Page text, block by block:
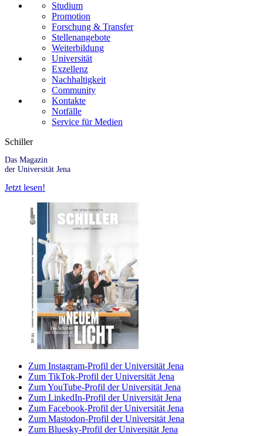
Studium
Promotion
Forschung & Transfer
Stellenangebote
Weiterbildung
Universität
Exzellenz
Nachhaltigkeit
Community
Kontakte
Notfälle
Service für Medien
Schiller
Das Magazin
der Universität Jena
Jetzt lesen!
Zum Instagram-Profil der Universität Jena
Zum TikTok-Profil der Universität Jena
Zum YouTube-Profil der Universität Jena
Zum LinkedIn-Profil der Universität Jena
Zum Facebook-Profil der Universität Jena
Zum Mastodon-Profil der Universität Jena
Zum Bluesky-Profil der Universität Jena